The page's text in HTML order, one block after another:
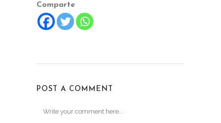
Comparte
POST A COMMENT